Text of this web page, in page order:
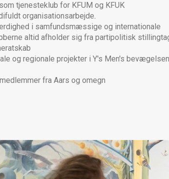
tjenesteklub for KFUM og KFUK
organisationsarbejde.
i samfundsmæssige og internationale
altid afholder sig fra partipolitisk
og regionale projekter i Y's Men's bevægelsen
fra Aars og omegn